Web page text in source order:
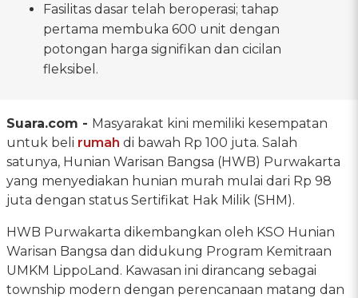
Fasilitas dasar telah beroperasi; tahap
pertama membuka 600 unit dengan
potongan harga signifikan dan cicilan
fleksibel.
Suara.com - Masyarakat kini memiliki kesempatan
untuk beli rumah di bawah Rp 100 juta. Salah
satunya, Hunian Warisan Bangsa (HWB) Purwakarta
yang menyediakan hunian murah mulai dari Rp 98
juta dengan status Sertifikat Hak Milik (SHM).
HWB Purwakarta dikembangkan oleh KSO Hunian
Warisan Bangsa dan didukung Program Kemitraan
UMKM LippoLand. Kawasan ini dirancang sebagai
township modern dengan perencanaan matang dan